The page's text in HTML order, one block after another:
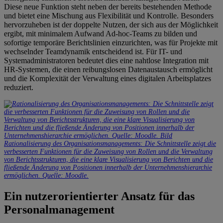
Diese neue Funktion steht neben der bereits bestehenden Methode
und bietet eine Mischung aus Flexibilität und Kontrolle. Besonders
hervorzuheben ist der doppelte Nutzen, der sich aus der Möglichkeit
ergibt, mit minimalem Aufwand Ad-hoc-Teams zu bilden und
sofortige temporäre Berichtslinien einzurichten, was für Projekte mit
wechselnder Teamdynamik entscheidend ist. Für IT- und
Systemadministratoren bedeutet dies eine nahtlose Integration mit
HR-Systemen, die einen reibungslosen Datenaustausch ermöglicht
und die Komplexität der Verwaltung eines digitalen Arbeitsplatzes
reduziert.
Rationalisierung des Organisationsmanagements: Die Schnittstelle zeigt die
verbesserten Funktionen für die Zuweisung von Rollen und die Verwaltung
von Berichtsstrukturen, die eine klare Visualisierung von Berichten und die
fließende Änderung von Positionen innerhalb der Unternehmenshierarchie
ermöglichen. Quelle: Moodle.
Ein nutzerorientierter Ansatz für das
Personalmanagement